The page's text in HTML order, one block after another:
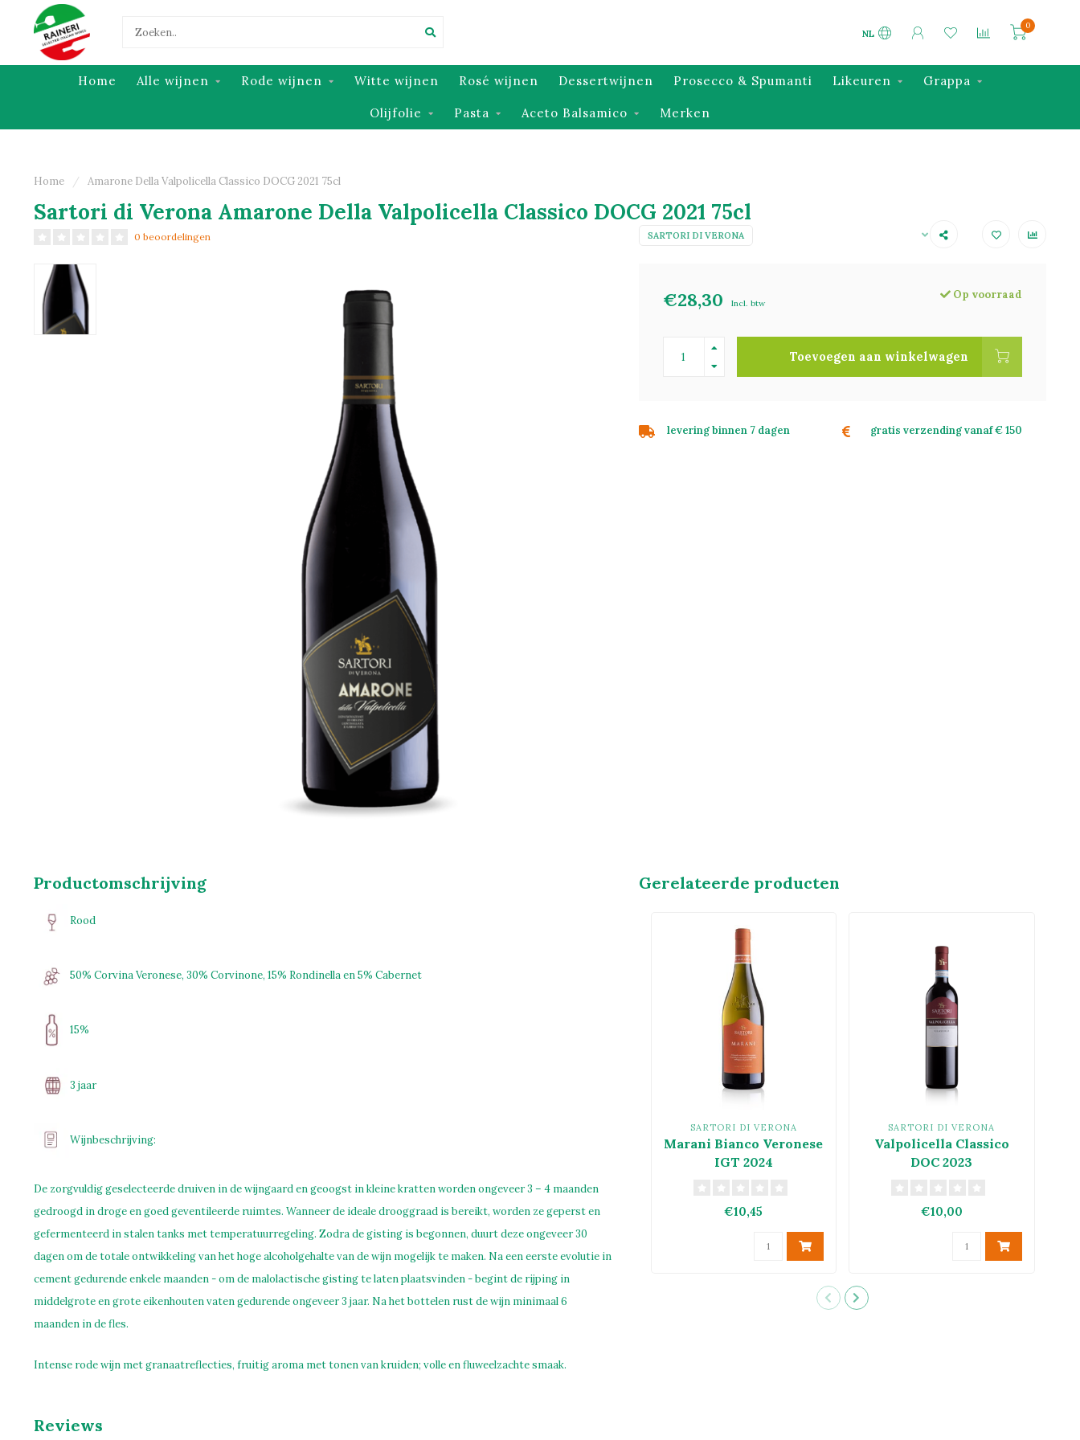
NL
0
Home Alle wijnen Rode wijnen Witte wijnen Rosé wijnen Dessertwijnen Prosecco & Spumanti Likeuren Grappa
Olijfolie Pasta Aceto Balsamico Merken
Home / Amarone Della Valpolicella Classico DOCG 2021 75cl
Sartori di Verona Amarone Della Valpolicella Classico DOCG 2021 75cl
0 beoordelingen SARTORI DI VERONA
€28,30 Incl. btw
Op voorraad
Toevoegen aan winkelwagen
levering binnen 7 dagen gratis verzending vanaf € 150
Productomschrijving
Rood
50% Corvina Veronese, 30% Corvinone, 15% Rondinella en 5% Cabernet
15%
3 jaar
Wijnbeschrijving:
De zorgvuldig geselecteerde druiven in de wijngaard en geoogst in kleine kratten worden ongeveer 3 – 4 maanden
gedroogd in droge en goed geventileerde ruimtes. Wanneer de ideale drooggraad is bereikt, worden ze geperst en
gefermenteerd in stalen tanks met temperatuurregeling. Zodra de gisting is begonnen, duurt deze ongeveer 30
dagen om de totale ontwikkeling van het hoge alcoholgehalte van de wijn mogelijk te maken. Na een eerste evolutie in
cement gedurende enkele maanden - om de malolactische gisting te laten plaatsvinden - begint de rijping in
middelgrote en grote eikenhouten vaten gedurende ongeveer 3 jaar. Na het bottelen rust de wijn minimaal 6
maanden in de fles.
Intense rode wijn met granaatreflecties, fruitig aroma met tonen van kruiden; volle en fluweelzachte smaak.
Reviews
Gerelateerde producten
SARTORI DI VERONA
Marani Bianco Veronese
IGT 2024
€10,45
SARTORI DI VERONA
Valpolicella Classico
DOC 2023
€10,00